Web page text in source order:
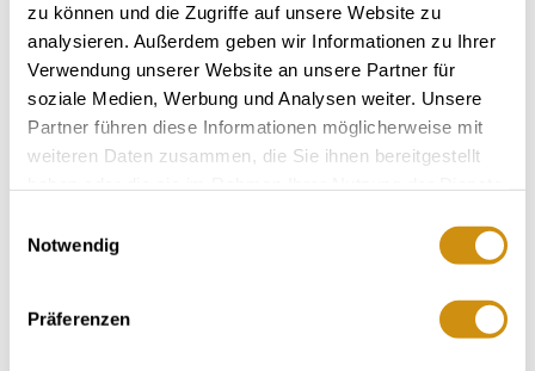
zu können und die Zugriffe auf unsere Website zu
analysieren. Außerdem geben wir Informationen zu Ihrer
Verwendung unserer Website an unsere Partner für
soziale Medien, Werbung und Analysen weiter. Unsere
Partner führen diese Informationen möglicherweise mit
weiteren Daten zusammen, die Sie ihnen bereitgestellt
Notwendig
Präferenzen